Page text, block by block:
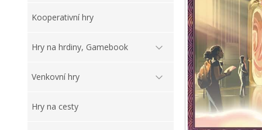
Kooperativní hry
Hry na hrdiny, Gamebook
Venkovní hry
Hry na cesty